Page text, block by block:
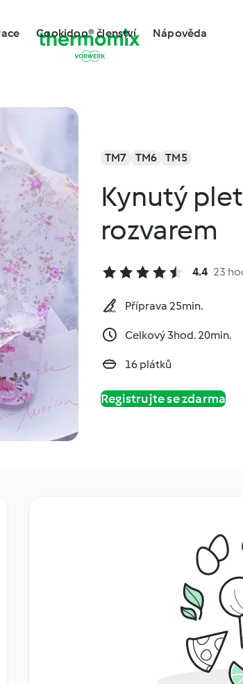
Cookidoo® členství Nápověda
TM7 TM6 TM5
Kynutý
rozvarem
4.4 23
Příprava 25min.
Celkový 3hod. 20min.
16 plátků
Registrujte se zdarma